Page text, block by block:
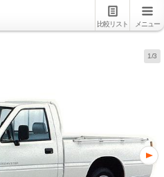
比較リスト メニュー
1/3